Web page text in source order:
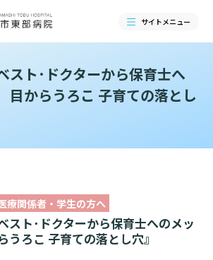
サイトメニュー
検索する
スト･ドクターから保育士へ
からうろこ 子育ての落とし
療関係者・学生の方へ
スト･ドクターから保育士へのメッ
ろこ 子育ての落とし穴』